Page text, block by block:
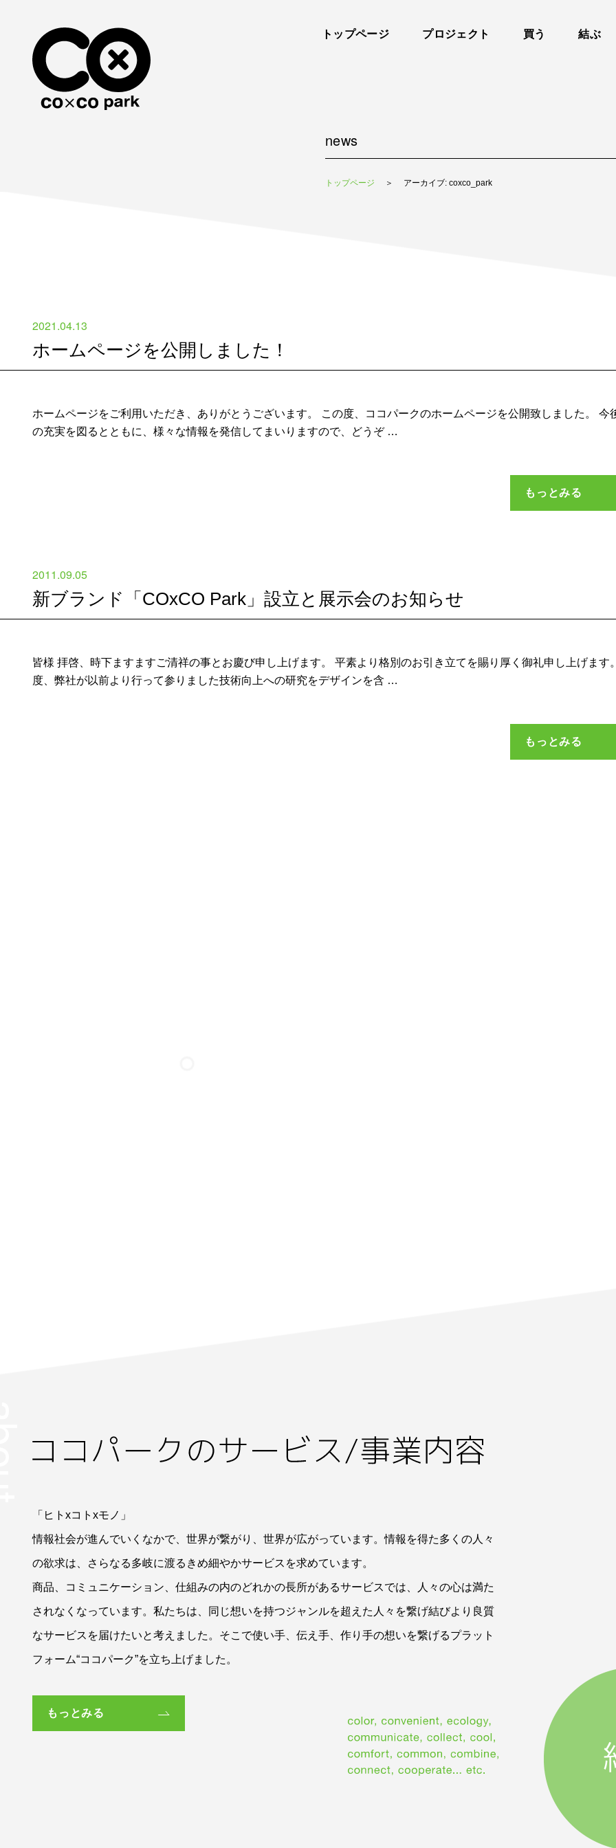
トップページ プロジェクト 買う 結ぶ
news
トップページ ＞ アーカイブ: coxco_park
2021.04.13
ホームページを公開しました！
ホームページをご利用いただき、ありがとうございます。 この度、ココパークのホームページを公開致しました。 今
の充実を図るとともに、様々な情報を発信してまいりますので、どうぞ …
もっとみる
2011.09.05
新ブランド「COxCO Park」設立と展示会のお知らせ
皆様 拝啓、時下ますますご清祥の事とお慶び申し上げます。 平素より格別のお引き立てを賜り厚く御礼申し上げます
度、弊社が以前より行って参りました技術向上への研究をデザインを含 …
もっとみる
「ヒトxコトxモノ」
情報社会が進んでいくなかで、世界が繋がり、世界が広がっています。情報を得た多くの人々
の欲求は、さらなる多岐に渡るきめ細やかサービスを求めています。
商品、コミュニケーション、仕組みの内のどれかの長所があるサービスでは、人々の心は満た
されなくなっています。私たちは、同じ想いを持つジャンルを超えた人々を繋げ結びより良質
なサービスを届けたいと考えました。そこで使い手、伝え手、作り手の想いを繋げるプラット
フォーム“ココパーク”を立ち上げました。
もっとみる